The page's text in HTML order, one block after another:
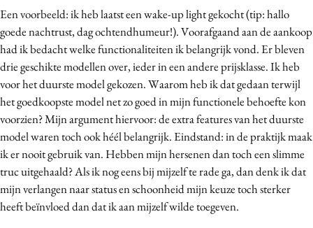
Programmatic
Purpose Marketing
Reputatie & crisis
Een voorbeeld: ik heb laatst een wake-up light gekocht (tip: hallo
goede nachtrust, dag ochtendhumeur!). Voorafgaand aan de aankoop
had ik bedacht welke functionaliteiten ik belangrijk vond. Er bleven
drie geschikte modellen over, ieder in een andere prijsklasse. Ik heb
voor het duurste model gekozen. Waarom heb ik dat gedaan terwijl
het goedkoopste model net zo goed in mijn functionele behoefte kon
voorzien? Mijn argument hiervoor: de extra features van het duurste
model waren toch ook héél belangrijk. Eindstand: in de praktijk maak
ik er nooit gebruik van. Hebben mijn hersenen dan toch een slimme
truc uitgehaald? Als ik nog eens bij mijzelf te rade ga, dan denk ik dat
mijn verlangen naar status en schoonheid mijn keuze toch sterker
heeft beïnvloed dan dat ik aan mijzelf wilde toegeven.